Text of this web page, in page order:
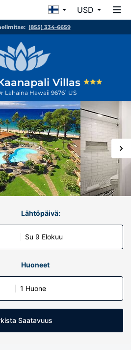
USD
(855) 334-6659
Villas
Lahaina Hawaii 96761 US
Lähtöpäivä:
Su 9 Elokuu
Huoneet
1 Huone
Saatavuus